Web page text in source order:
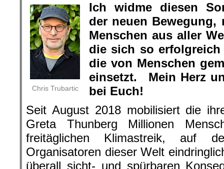
Chris Trubartic
Ich widme diesen
der neuen
Menschen aus aller
die sich so
die von Menschen
einsetzt. Mein Herz
bei Euch!
Seit August 2018 mobilisiert die
Greta Thunberg Millionen
freitäglichen Klimastreik, auf
Organisatoren dieser Welt
überall sicht- und spürbaren